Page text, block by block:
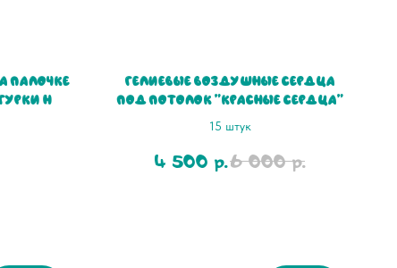
палочке
на
Гелиевые воздушные Сердца
под потолок "Красные сердца"
15 штук
4 500 р.6 000 р.